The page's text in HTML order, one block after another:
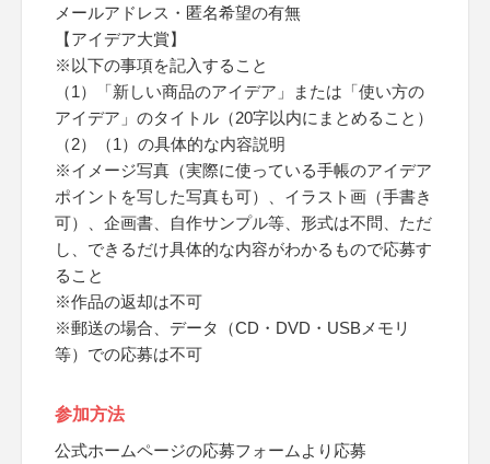
メールアドレス・匿名希望の有無
【アイデア大賞】
※以下の事項を記入すること
（1）「新しい商品のアイデア」または「使い方の
アイデア」のタイトル（20字以内にまとめること）
（2）（1）の具体的な内容説明
※イメージ写真（実際に使っている手帳のアイデア
ポイントを写した写真も可）、イラスト画（手書き
可）、企画書、自作サンプル等、形式は不問、ただ
し、できるだけ具体的な内容がわかるもので応募す
ること
※作品の返却は不可
※郵送の場合、データ（CD・DVD・USBメモリ
等）での応募は不可
参加方法
公式ホームページの応募フォームより応募